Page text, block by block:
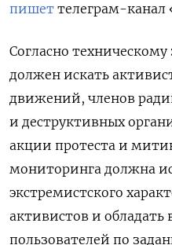
пишет телеграм-канал
Согласно
должен искать
движений, членов
и деструктивных
акции протеста и
мониторинга должна
экстремистского
активистов и
пользователей по